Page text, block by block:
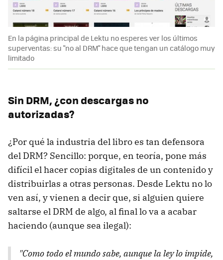
En la página principal de Lektu no esperes ver los últimos
superventas: su "no al DRM" hace que tengan un catálogo muy
limitado
Sin DRM, ¿con descargas no
autorizadas?
¿Por qué la industria del libro es tan defensora
del DRM? Sencillo: porque, en teoría, pone más
difícil el hacer copias digitales de un contenido y
distribuirlas a otras personas. Desde Lektu no lo
ven así, y vienen a decir que, si alguien quiere
saltarse el DRM de algo, al final lo va a acabar
haciendo (aunque sea ilegal):
"Como todo el mundo sabe, aunque la ley lo impide,